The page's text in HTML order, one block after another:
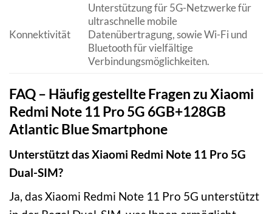
Konnektivität
Unterstützung für 5G-Netzwerke für
ultraschnelle mobile
Datenübertragung, sowie Wi-Fi und
Bluetooth für vielfältige
Verbindungsmöglichkeiten.
FAQ – Häufig gestellte Fragen zu Xiaomi
Redmi Note 11 Pro 5G 6GB+128GB
Atlantic Blue Smartphone
Unterstützt das Xiaomi Redmi Note 11 Pro 5G
Dual-SIM?
Ja, das Xiaomi Redmi Note 11 Pro 5G unterstützt